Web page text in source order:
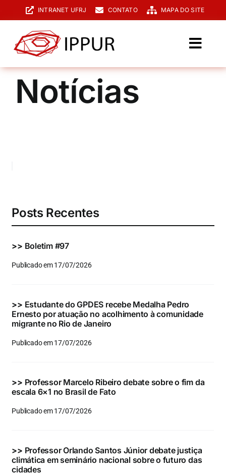
para
conteúdo
INTRANET UFRJ CONTATO MAPA DO SITE
O IPPUR
Graduação
Eventos e Certificados
para:
Notícias
Posts Recentes
>> Boletim #97
Publicado em 17/07/2026
>> Estudante do GPDES recebe Medalha Pedro
Ernesto por atuação no acolhimento à comunidade
migrante no Rio de Janeiro
Publicado em 17/07/2026
>> Professor Marcelo Ribeiro debate sobre o fim da
escala 6×1 no Brasil de Fato
Publicado em 17/07/2026
>> Professor Orlando Santos Júnior debate justiça
climática em seminário nacional sobre o futuro das
cidades